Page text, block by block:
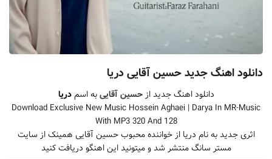
دانلود اهنگ جدید حسین آقایی دریا
دانلود اهنگ جدید ازحسین آقاییبه اسمدریا
Download Exclusive New Music Hossein Aghaei | Darya In MR-Music
With MP3 320 And 128
اثری جدید به نام دریا از خواننده محبوب حسین آقایی همینک از سایت
مستر سانگ منتشر شد و میتونید این اهنگو دریافت کنید